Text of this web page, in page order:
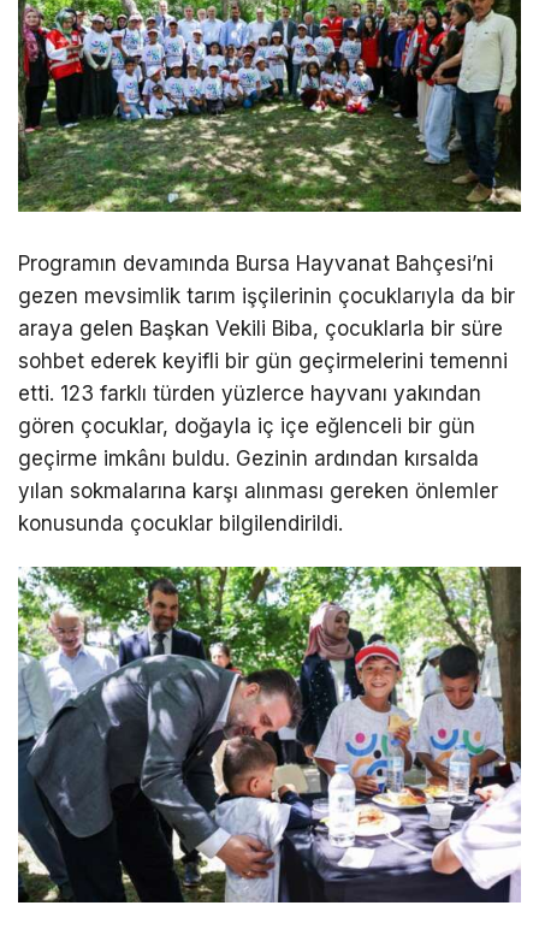
Programın devamında Bursa Hayvanat Bahçesi’ni
gezen mevsimlik tarım işçilerinin çocuklarıyla da bir
araya gelen Başkan Vekili Biba, çocuklarla bir süre
sohbet ederek keyifli bir gün geçirmelerini temenni
etti. 123 farklı türden yüzlerce hayvanı yakından
gören çocuklar, doğayla iç içe eğlenceli bir gün
geçirme imkânı buldu. Gezinin ardından kırsalda
yılan sokmalarına karşı alınması gereken önlemler
konusunda çocuklar bilgilendirildi.